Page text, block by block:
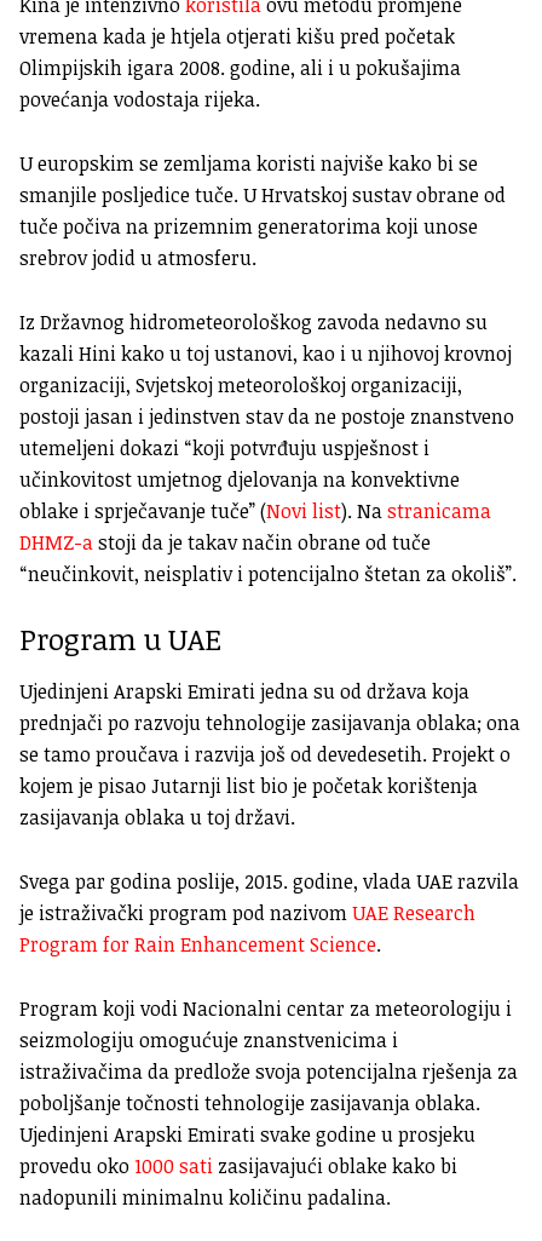
vremena kada je htjela otjerati kišu pred početak
Olimpijskih igara 2008. godine, ali i u pokušajima
povećanja vodostaja rijeka.
U europskim se zemljama koristi najviše kako bi se
smanjile posljedice tuče. U Hrvatskoj sustav obrane od
tuče počiva na prizemnim generatorima koji unose
srebrov jodid u atmosferu.
Iz Državnog hidrometeorološkog zavoda nedavno su
kazali Hini kako u toj ustanovi, kao i u njihovoj krovnoj
organizaciji, Svjetskoj meteorološkoj organizaciji,
postoji jasan i jedinstven stav da ne postoje znanstveno
utemeljeni dokazi “koji potvrđuju uspješnost i
učinkovitost umjetnog djelovanja na konvektivne
oblake i sprječavanje tuče” (Novi list). Nastranicama
DHMZ-astoji da je takav način obrane od tuče
“neučinkovit, neisplativ i potencijalno štetan za okoliš”.
Program u UAE
Ujedinjeni Arapski Emirati jedna su od država koja
prednjači po razvoju tehnologije zasijavanja oblaka; ona
se tamo proučava i razvija još od devedesetih. Projekt o
kojem je pisao Jutarnji list bio je početak korištenja
zasijavanja oblaka u toj državi.
Svega par godina poslije, 2015. godine, vlada UAE razvila
je istraživački program pod nazivomUAE Research
Program for Rain Enhancement Science.
Program koji vodi Nacionalni centar za meteorologiju i
seizmologiju omogućuje znanstvenicima i
istraživačima da predlože svoja potencijalna rješenja za
poboljšanje točnosti tehnologije zasijavanja oblaka.
Ujedinjeni Arapski Emirati svake godine u prosjeku
provedu oko1000 sati zasijavajući oblake kako bi
nadopunili minimalnu količinu padalina.